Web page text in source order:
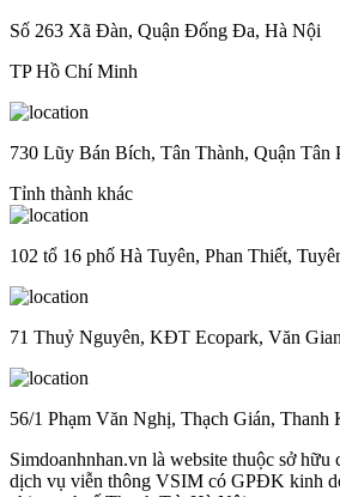
Số 263 Xã Đàn, Quận Đống Đa, Hà Nội
TP Hồ Chí Minh
730 Lũy Bán Bích, Tân Thành, Quận Tân
Tỉnh thành khác
102 tổ 16 phố Hà Tuyên, Phan Thiết,
71 Thuỷ Nguyên, KĐT Ecopark, Văn
56/1 Phạm Văn Nghị, Thạch Gián, Thanh
Simdoanhnhan.vn là website thuộc sở hữu
dịch vụ viễn thông VSIM có GPĐK kinh